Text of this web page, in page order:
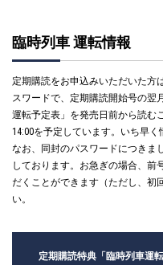
臨時列車 運転情報
定期購読をお申込みいただいた方
スワードで、定期購読開始号の翌
運転予定表」を発売日前から読む
14:00を予定しています。いち早
なお、同封のパスワードにつきま
しております。お急ぎの場合、前
だくことができます（ただし、初
い。
定期購読特典「臨時列車運